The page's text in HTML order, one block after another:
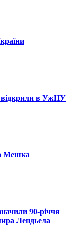
відкрили в УжНУ
Мешка
90-річчя
Лендьела